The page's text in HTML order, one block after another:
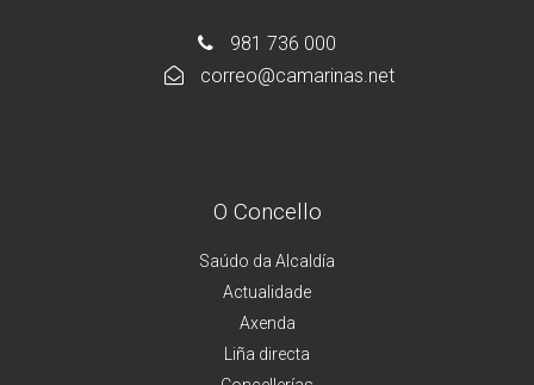
981 736 000
correo@camarinas.net
O Concello
Saúdo da Alcaldía
Actualidade
Axenda
Liña directa